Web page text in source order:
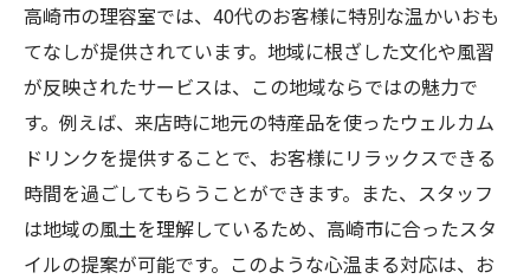
スタイルチェンジが生む新たな人間関係
理容室で発見する40代の新たな自分
新しいスタイルで新たな自分を発見
プロの技術で変わる自分の印象
スタイリストとのコミュニケーションで自
分を知る
意外なスタイルが似合う40代の魅力
高崎市の理容室では、40代のお客様に特別な温かいおも
てなしが提供されています。地域に根ざした文化や風習
が反映されたサービスは、この地域ならではの魅力で
す。例えば、来店時に地元の特産品を使ったウェルカム
ドリンクを提供することで、お客様にリラックスできる
時間を過ごしてもらうことができます。また、スタッフ
は地域の風土を理解しているため、高崎市に合ったスタ
イルの提案が可能です。このような心温まる対応は、お